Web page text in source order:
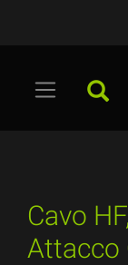
Cavo
Attacco